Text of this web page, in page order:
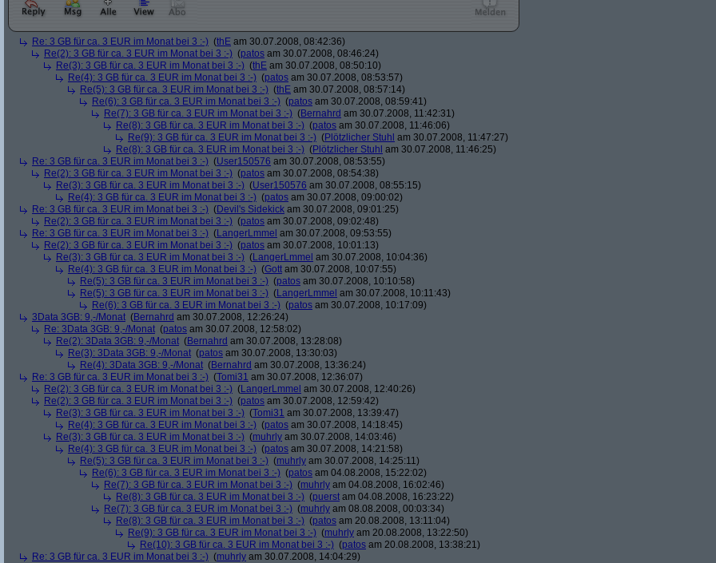
Re: 3 GB für ca. 3 EUR im Monat bei 3 :-) (thE am 30.07.2008, 08:42:36)
Re(2): 3 GB für ca. 3 EUR im Monat bei 3 :-) (patos am 30.07.2008, 08:46:24)
Re(3): 3 GB für ca. 3 EUR im Monat bei 3 :-) (thE am 30.07.2008, 08:50:10)
Re(4): 3 GB für ca. 3 EUR im Monat bei 3 :-) (patos am 30.07.2008, 08:53:57)
Re(5): 3 GB für ca. 3 EUR im Monat bei 3 :-) (thE am 30.07.2008, 08:57:14)
Re(6): 3 GB für ca. 3 EUR im Monat bei 3 :-) (patos am 30.07.2008, 08:59:41)
Re(7): 3 GB für ca. 3 EUR im Monat bei 3 :-) (Bernahrd am 30.07.2008, 11:42:31)
Re(8): 3 GB für ca. 3 EUR im Monat bei 3 :-) (patos am 30.07.2008, 11:46:06)
Re(9): 3 GB für ca. 3 EUR im Monat bei 3 :-) (Plötzlicher Stuhl am 30.07.2008, 11:47:27)
Re(8): 3 GB für ca. 3 EUR im Monat bei 3 :-) (Plötzlicher Stuhl am 30.07.2008, 11:46:25)
Re: 3 GB für ca. 3 EUR im Monat bei 3 :-) (User150576 am 30.07.2008, 08:53:55)
Re(2): 3 GB für ca. 3 EUR im Monat bei 3 :-) (patos am 30.07.2008, 08:54:38)
Re(3): 3 GB für ca. 3 EUR im Monat bei 3 :-) (User150576 am 30.07.2008, 08:55:15)
Re(4): 3 GB für ca. 3 EUR im Monat bei 3 :-) (patos am 30.07.2008, 09:00:02)
Re: 3 GB für ca. 3 EUR im Monat bei 3 :-) (Devil's Sidekick am 30.07.2008, 09:01:25)
Re(2): 3 GB für ca. 3 EUR im Monat bei 3 :-) (patos am 30.07.2008, 09:02:48)
Re: 3 GB für ca. 3 EUR im Monat bei 3 :-) (LangerLmmel am 30.07.2008, 09:53:55)
Re(2): 3 GB für ca. 3 EUR im Monat bei 3 :-) (patos am 30.07.2008, 10:01:13)
Re(3): 3 GB für ca. 3 EUR im Monat bei 3 :-) (LangerLmmel am 30.07.2008, 10:04:36)
Re(4): 3 GB für ca. 3 EUR im Monat bei 3 :-) (Gott am 30.07.2008, 10:07:55)
Re(5): 3 GB für ca. 3 EUR im Monat bei 3 :-) (patos am 30.07.2008, 10:10:58)
Re(5): 3 GB für ca. 3 EUR im Monat bei 3 :-) (LangerLmmel am 30.07.2008, 10:11:43)
Re(6): 3 GB für ca. 3 EUR im Monat bei 3 :-) (patos am 30.07.2008, 10:17:09)
3Data 3GB: 9,-/Monat (Bernahrd am 30.07.2008, 12:26:24)
Re: 3Data 3GB: 9,-/Monat (patos am 30.07.2008, 12:58:02)
Re(2): 3Data 3GB: 9,-/Monat (Bernahrd am 30.07.2008, 13:28:08)
Re(3): 3Data 3GB: 9,-/Monat (patos am 30.07.2008, 13:30:03)
Re(4): 3Data 3GB: 9,-/Monat (Bernahrd am 30.07.2008, 13:36:24)
Re: 3 GB für ca. 3 EUR im Monat bei 3 :-) (Tomi31 am 30.07.2008, 12:36:07)
Re(2): 3 GB für ca. 3 EUR im Monat bei 3 :-) (LangerLmmel am 30.07.2008, 12:40:26)
Re(2): 3 GB für ca. 3 EUR im Monat bei 3 :-) (patos am 30.07.2008, 12:59:42)
Re(3): 3 GB für ca. 3 EUR im Monat bei 3 :-) (Tomi31 am 30.07.2008, 13:39:47)
Re(4): 3 GB für ca. 3 EUR im Monat bei 3 :-) (patos am 30.07.2008, 14:18:45)
Re(3): 3 GB für ca. 3 EUR im Monat bei 3 :-) (muhrly am 30.07.2008, 14:03:46)
Re(4): 3 GB für ca. 3 EUR im Monat bei 3 :-) (patos am 30.07.2008, 14:21:58)
Re(5): 3 GB für ca. 3 EUR im Monat bei 3 :-) (muhrly am 30.07.2008, 14:25:11)
Re(6): 3 GB für ca. 3 EUR im Monat bei 3 :-) (patos am 04.08.2008, 15:22:02)
Re(7): 3 GB für ca. 3 EUR im Monat bei 3 :-) (muhrly am 04.08.2008, 16:02:46)
Re(8): 3 GB für ca. 3 EUR im Monat bei 3 :-) (puerst am 04.08.2008, 16:23:22)
Re(7): 3 GB für ca. 3 EUR im Monat bei 3 :-) (muhrly am 08.08.2008, 00:03:34)
Re(8): 3 GB für ca. 3 EUR im Monat bei 3 :-) (patos am 20.08.2008, 13:11:04)
Re(9): 3 GB für ca. 3 EUR im Monat bei 3 :-) (muhrly am 20.08.2008, 13:22:50)
Re(10): 3 GB für ca. 3 EUR im Monat bei 3 :-) (patos am 20.08.2008, 13:38:21)
Re: 3 GB für ca. 3 EUR im Monat bei 3 :-) (muhrly am 30.07.2008, 14:04:29)